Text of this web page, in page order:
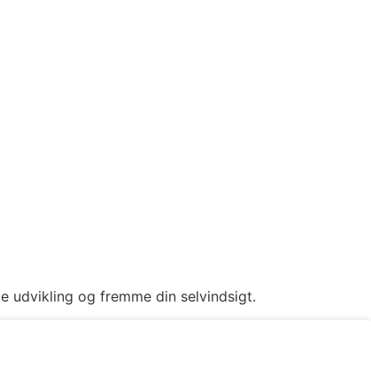
udvikling og fremme din selvindsigt.